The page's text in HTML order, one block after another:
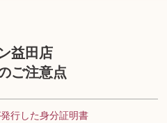
益田店
ご注意点
行した身分証明書